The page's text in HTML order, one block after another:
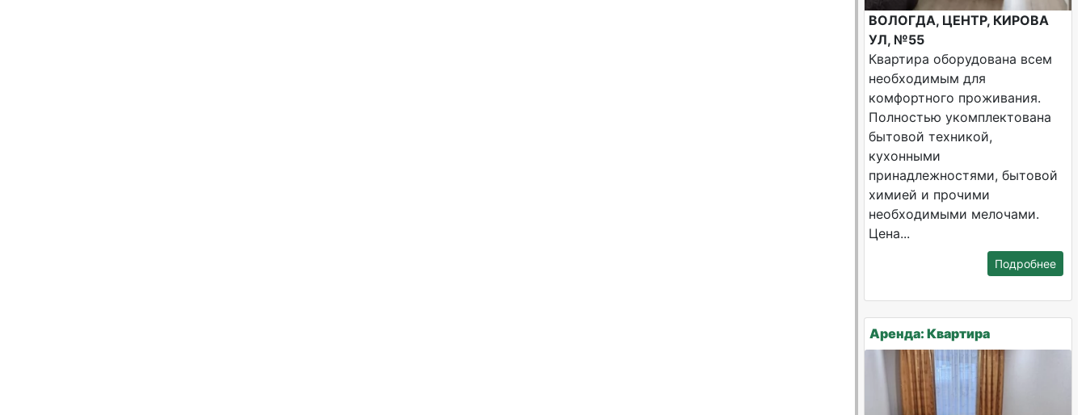
ВОЛОГДА, ЦЕНТР, КИРОВА
УЛ, №55
Квартира оборудована всем
необходимым для
комфортного проживания.
Полностью укомплектована
бытовой техникой,
кухонными
принадлежностями, бытовой
химией и прочими
необходимыми мелочами.
Цена...
Подробнее
Аренда: Квартира